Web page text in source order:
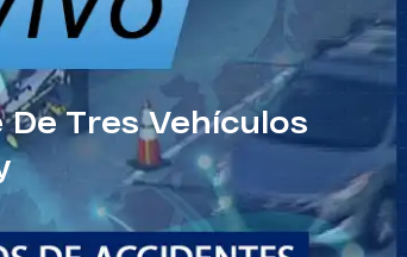
De Tres Vehículos